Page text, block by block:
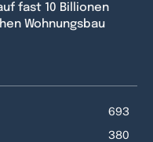
fast 10 Billionen
Wohnungsbau
693
380